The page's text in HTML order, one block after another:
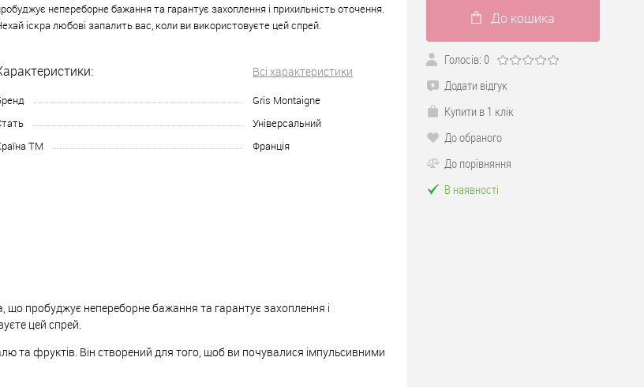
непереборне бажання та гарантує захоплення і прихильність оточення.
іскра любові запалить вас, коли ви використовуєте цей спрей.
Характеристики: Всі характеристики
Gris Montaigne
Універсальний
ТМ
Франція
що пробуджує непереборне бажання та гарантує захоплення і
цей спрей.
та фруктів. Він створений для того, щоб ви почувалися імпульсивними
До кошика
Голосів: 0
Додати відгук
Купити в 1 клік
До обраного
До порівняння
В наявності